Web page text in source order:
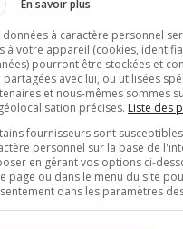
des élèves.
Saint-Jean-Baptiste
En savoir plus
données à caractère personnel
à votre appareil (cookies,
pourront être stockées et
partagées avec lui, ou utilisées
et nous-mêmes sommes
précises. Liste des
fournisseurs sont
personnel sur la base de
en gérant vos options ci-
page ou dans le menu du site
dans les paramètres